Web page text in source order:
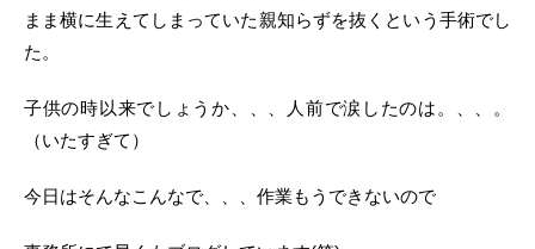
まま横に生えてしまっていた親知らずを抜くという手術でし
た。
子供の時以来でしょうか、、、人前で涙したのは。、、。
（いたすぎて）
今日はそんなこんなで、、、作業もうできないので